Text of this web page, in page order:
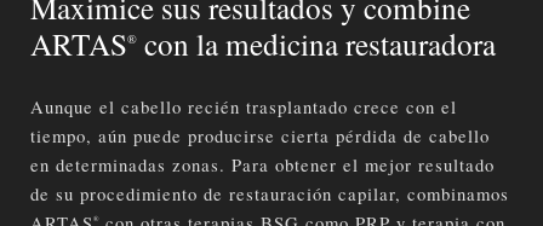
ARTAS® con la medicina restauradora
Aunque el cabello recién trasplantado crece con el
tiempo, aún puede producirse cierta pérdida de cabello
en determinadas zonas. Para obtener el mejor resultado
de su procedimiento de restauración capilar, combinamos
®